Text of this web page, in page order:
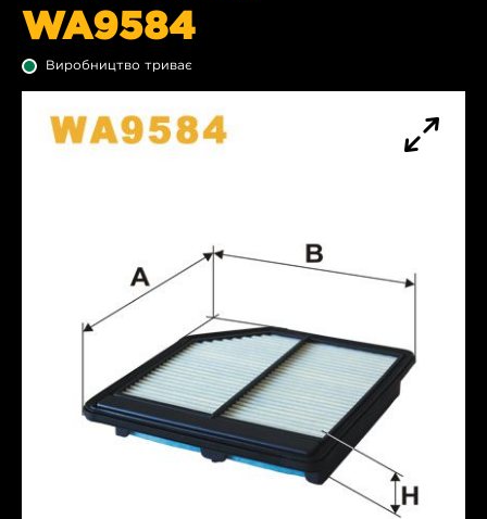
WA9584
Виробництво триває